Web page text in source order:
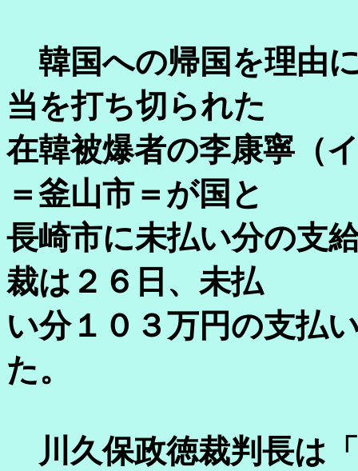
韓国への帰国を理由
当を打ち切られた
在韓被爆者の李康寧（
＝釜山市＝が国と
長崎市に未払い分の支
裁は２６日、未払
い分１０３万円の支払
た。
川久保政徳裁判長は